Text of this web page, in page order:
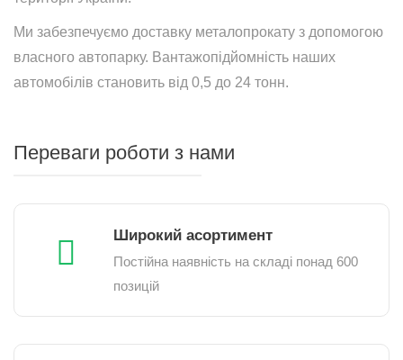
Ми забезпечуємо доставку металопрокату з допомогою
власного автопарку. Вантажопідйомність наших
автомобілів становить від 0,5 до 24 тонн.
Переваги роботи з нами
Широкий асортимент
Постійна наявність на складі понад 600
позицій